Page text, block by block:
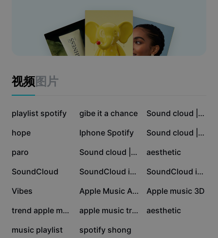
Dreamina Seedance 2.5
Nano Banana Pro
Auto captions
Caption templates
Marketing
Anniversary templates
Effects templates
Industry templates
Recap templates
Creative Partner Program
CapCut Creative Campus
Trust Center
Help Center
About CapCut's Terms of Service
Dreamina Seedance 2.0 Launch
便、界面友好，只需幾步完成轉換，保障音質原貌不失真。無
論是個人音樂收藏還是專業音樂人管理曲庫，這不僅提升您的
數位音樂體驗，更讓您隨心所欲管理和播放蘋果音樂內容。現
在就體驗 Apple Music 無 DRM，解鎖專屬您的音樂世界！
视频图片
141.6K
playlist spotify 98.1K
gibe it a chance 25.6K Sound cloud | Funkot
23.4K
hope 20.9K
Iphone Spotify 5.6K Sound cloud | Viral
2K
paro 1.9K Sound cloud | Kece 1.5K
aesthetic
1.1K
SoundCloud 950 SoundCloud iphon 437 SoundCloud iphon
334
Vibes 307 Apple Music Aestheti 152
Apple music 3D
150 trend apple music 149 apple music trend 4
aesthetic
1
music playlist 0
spotify shong